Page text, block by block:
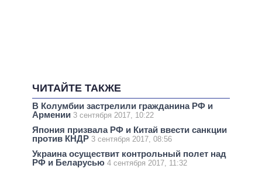
ЧИТАЙТЕ ТАКЖЕ
В Колумбии застрелили гражданина РФ и
Армении 3 сентября 2017, 10:22
Япония призвала РФ и Китай ввести санкции
против КНДР 3 сентября 2017, 08:56
Украина осуществит контрольный полет над
РФ и Беларусью 4 сентября 2017, 11:32